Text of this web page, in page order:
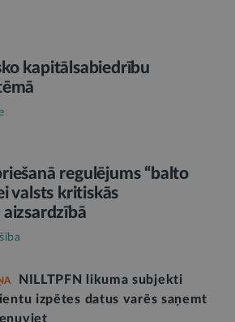
kapitālsabiedrību
regulējums “balto
valsts kritiskās
NILLTPFN likuma subjekti
izpētes datus varēs saņemt